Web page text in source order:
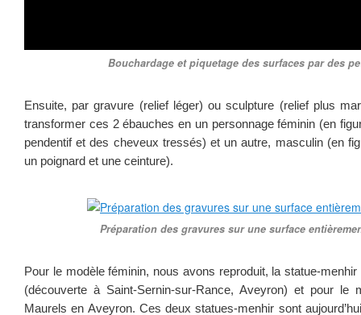
Bouchardage et piquetage des surfaces par des
Ensuite, par gravure (relief léger) ou sculpture (relief plus
transformer ces 2 ébauches en un personnage féminin (en
pendentif et des cheveux tressés) et un autre, masculin (en
un poignard et une ceinture).
Préparation des gravures sur une surface
Pour le modèle féminin, nous avons reproduit, la statue-menhir
(découverte à Saint-Sernin-sur-Rance, Aveyron) et pour le
Maurels en Aveyron. Ces deux statues-menhir sont